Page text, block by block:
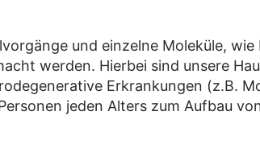
und einzelne Moleküle, wie
werden. Hierbei sind unsere
Erkrankungen (z.B.
jeden Alters zum Aufbau